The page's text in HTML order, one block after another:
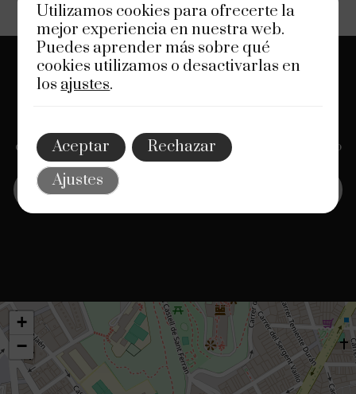
Servicios Jurídicos de Calidad
personalizada y de calidad, abarcando diversas áreas
del Derecho y las finanzas, con el respaldo de un equipo
de profesionales expertos. Confíe en nosotros.
+
−
Utilizamos cookies para ofrecerte la
mejor experiencia en nuestra web.
Puedes aprender más sobre qué
cookies utilizamos o desactivarlas en
los ajustes.
Aceptar
Rechazar
Ajustes